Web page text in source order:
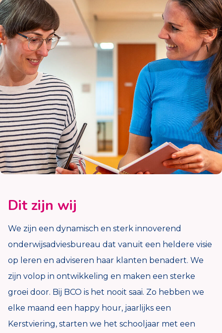
Dit zijn wij
We zijn een dynamisch en sterk innoverend
onderwijsadviesbureau dat vanuit een heldere visie
op leren en adviseren haar klanten benadert. We
zijn volop in ontwikkeling en maken een sterke
groei door. Bij BCO is het nooit saai. Zo hebben we
elke maand een happy hour, jaarlijks een
Kerstviering, starten we het schooljaar met een